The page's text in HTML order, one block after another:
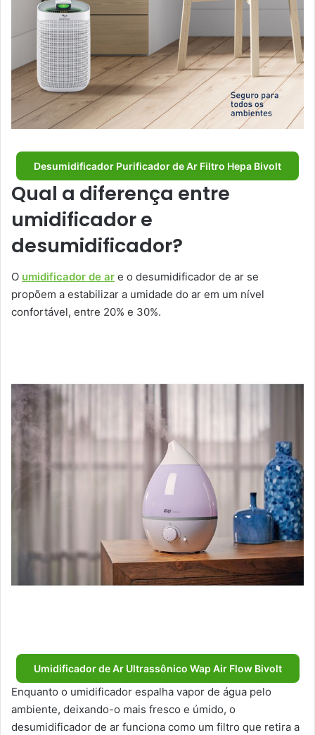
Desumidificador Purificador de Ar Filtro Hepa Bivolt
Qual a diferença entre
umidificador e
desumidificador?
O umidificador de ar e o desumidificador de ar se
propõem a estabilizar a umidade do ar em um nível
confortável, entre 20% e 30%.
Umidificador de Ar Ultrassônico Wap Air Flow Bivolt
Enquanto o umidificador espalha vapor de água pelo
ambiente, deixando-o mais fresco e úmido, o
desumidificador de ar funciona como um filtro que retira a